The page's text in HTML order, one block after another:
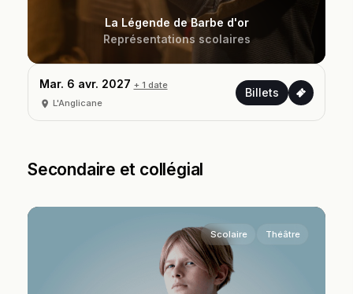
La Légende de Barbe d'or
Représentations scolaires
Mar. 6 avr. 2027 + 1 date
L'Anglicane
Billets
Secondaire et collégial
Scolaire Théâtre